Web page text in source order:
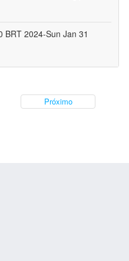
BRT 2024-Sun Jan 31
Próximo